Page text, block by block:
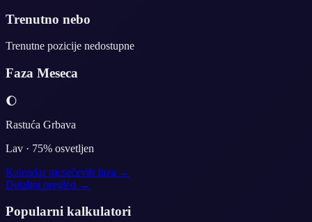
Trenutno nebo
Trenutne pozicije nedostupne
Faza Meseca
🌔
Rastuća Grbava
Lav · 75% osvetljen
Kalendar mesečevih faza →
Detaljni pregled →
Popularni kalkulatori